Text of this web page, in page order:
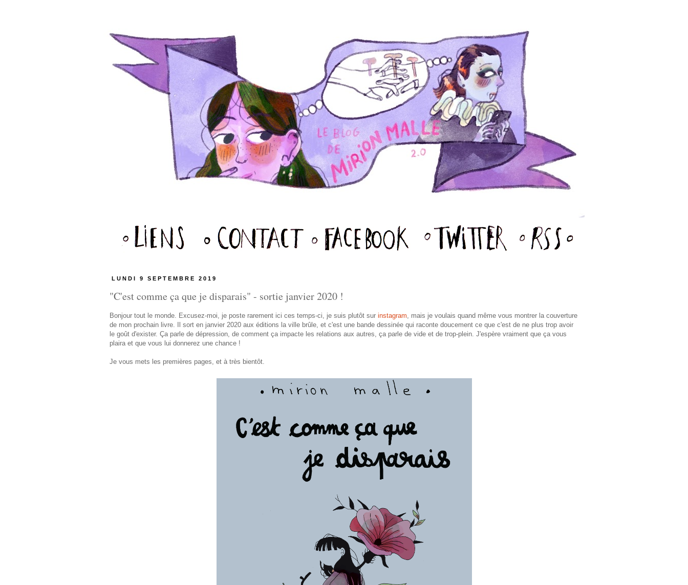
LUNDI 9 SEPTEMBRE 2019
"C'est comme ça que je disparais" - sortie janvier 2020 !
Bonjour tout le monde. Excusez-moi, je poste rarement ici ces temps-ci, je suis plutôt sur instagram, mais je voulais quand même vous montrer la couverture
de mon prochain livre. Il sort en janvier 2020 aux éditions la ville brûle, et c'est une bande dessinée qui raconte doucement ce que c'est de ne plus trop avoir
le goût d'exister. Ça parle de dépression, de comment ça impacte les relations aux autres, ça parle de vide et de trop-plein. J'espère vraiment que ça vous
plaira et que vous lui donnerez une chance !
Je vous mets les premières pages, et à très bientôt.